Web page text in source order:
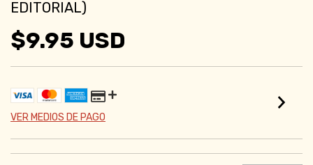
EDITORIAL)
$9.95 USD
VER MEDIOS DE PAGO